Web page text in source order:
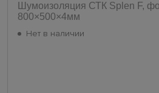
Шумоизоляция СТК Splen F,
800×500×4мм
Нет в наличии